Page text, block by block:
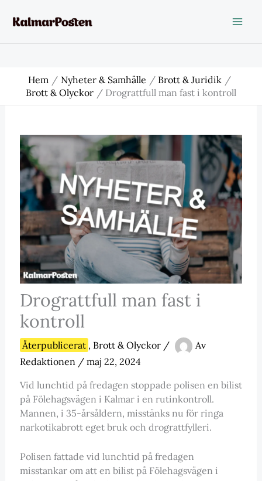
Hem Nyheter & Samhälle
Brott & Juridik
Brott & Olyckor
Drograttfull man fast i kontroll
Drograttfull man fast i
kontroll
Återpublicerat , Brott & Olyckor/
Av
Redaktionen / maj 22, 2024
Vid lunchtid på fredagen stoppade polisen en bilist
på Fölehagsvägen i Kalmar i en rutinkontroll.
Mannen, i 35-årsåldern, misstänks nu för ringa
narkotikabrott eget bruk och drograttfylleri.
Polisen fattade vid lunchtid på fredagen
misstankar om att en bilist på Fölehagsvägen i